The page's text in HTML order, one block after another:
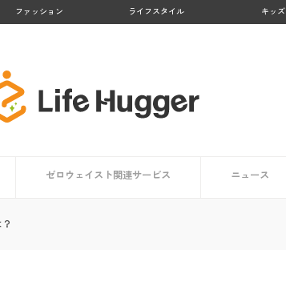
ファッション ライフスタイル キッズ
ゼロウェイスト関連サービス ニュース